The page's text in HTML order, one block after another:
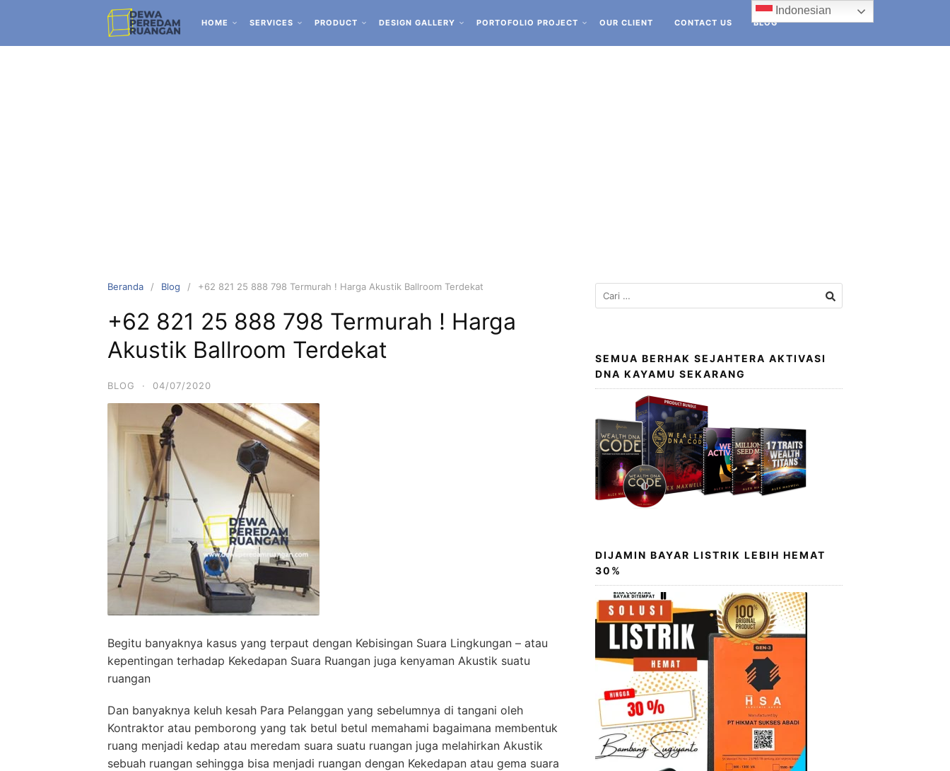
HOME SERVICES PRODUCT DESIGN GALLERY PORTOFOLIO PROJECT OUR CLIENT CONTACT US BLOG
Beranda Blog +62 821 25 888 798 Termurah ! Harga Akustik Ballroom Terdekat
+62 821 25 888 798 Termurah ! Harga
Akustik Ballroom Terdekat
BLOG · 04/07/2020
Begitu banyaknya kasus yang terpaut dengan Kebisingan Suara Lingkungan – atau
kepentingan terhadap Kekedapan Suara Ruangan juga kenyaman Akustik suatu
ruangan
Dan banyaknya keluh kesah Para Pelanggan yang sebelumnya di tangani oleh
Kontraktor atau pemborong yang tak betul betul memahami bagaimana membentuk
ruang menjadi kedap atau meredam suara suatu ruangan juga melahirkan Akustik
sebuah ruangan sehingga bisa menjadi ruangan dengan Kekedapan atau gema suara
SEMUA BERHAK SEJAHTERA AKTIVASI
DNA KAYAMU SEKARANG
DIJAMIN BAYAR LISTRIK LEBIH HEMAT
30%
Indonesian